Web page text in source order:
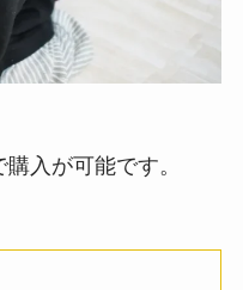
入が可能です。